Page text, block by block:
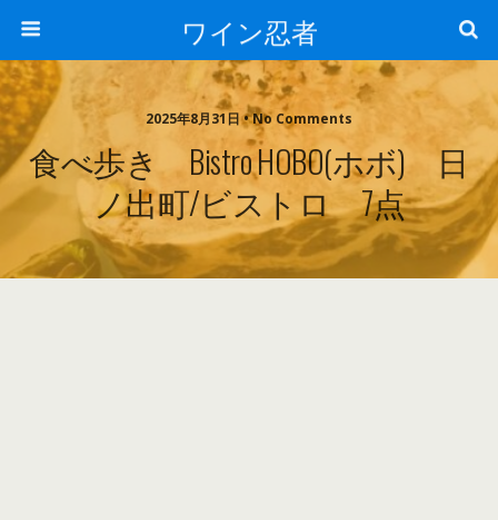
ワイン忍者
2025年8月31日 • No Comments
食べ歩き Bistro HOBO(ホボ) 日
ノ出町/ビストロ 7点